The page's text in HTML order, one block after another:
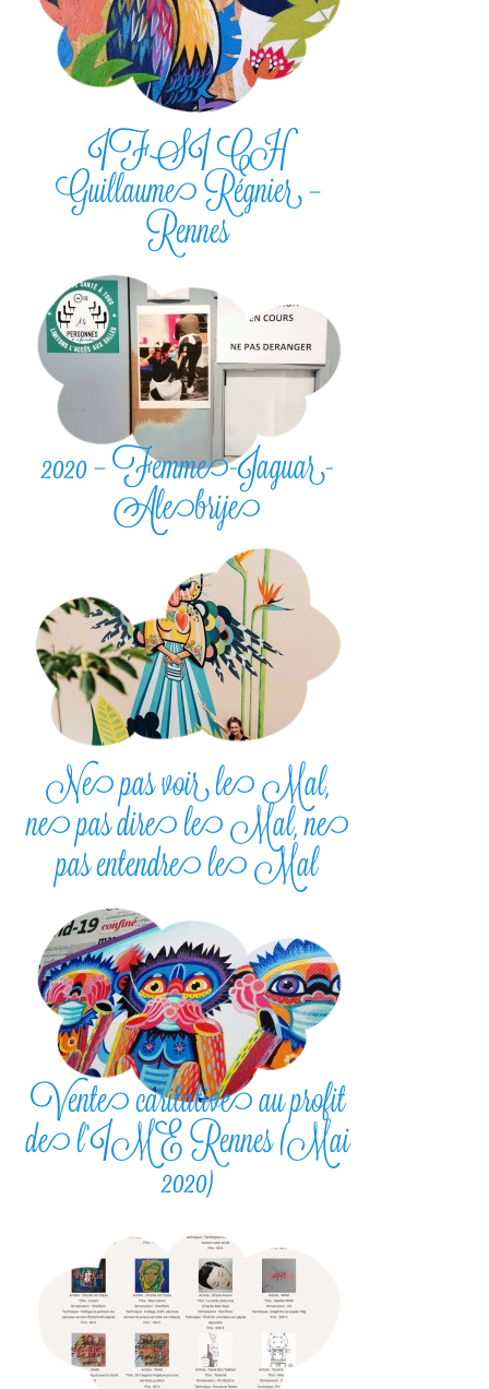
IFSI CH
Guillaume Régnier –
Rennes
2020 – Femme-Jaguar-
Alebrije
Ne pas voir le Mal,
ne pas dire le Mal, ne
pas entendre le Mal
Vente caritative au profit
de l’IME Rennes (Mai
2020)